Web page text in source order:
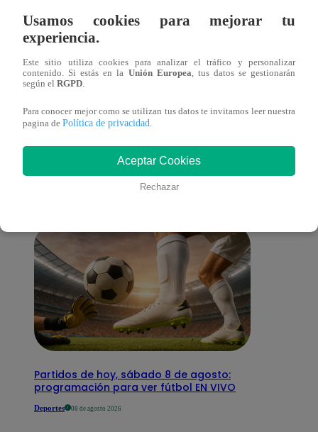
Generación R: ¡Alerta! Plaguicidas en
nuestros alimentos
También te puede
interesar
Partidos de hoy, sábado 8 de agosto:
programación para ver fútbol EN VIVO
Deportes 08 de agosto 2026
Usamos cookies para mejorar tu
experiencia.
Este sitio utiliza cookies para analizar el tráfico y personalizar
contenido. Si estás en la Unión Europea , tus datos se gestionarán
según el RGPD
Para conocer mejor como se utilizan tus datos te invitamos leer nuestra
pagina de Política de privacidad
Aceptar Cookies
Rechazar